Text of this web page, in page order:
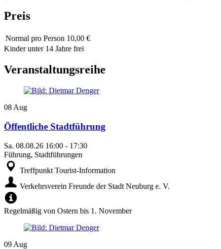
Preis
Normal pro Person 10,00 €
Kinder unter 14 Jahre frei
Veranstaltungsreihe
08 Aug
Öffentliche Stadtführung
Sa. 08.08.26 16:00 - 17:30
Führung, Stadtführungen
Treffpunkt Tourist-Information
Verkehrsverein Freunde der Stadt Neuburg e. V.
Regelmäßig von Ostern bis 1. November
09 Aug